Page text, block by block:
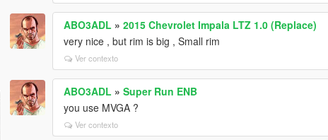
ABO3ADL »2015 Chevrolet Impala LTZ 1.0 (Replace)
very nice , but rim is big , Small rim
Ver contexto
ABO3ADL »Super Run ENB
you use MVGA ?
Ver contexto